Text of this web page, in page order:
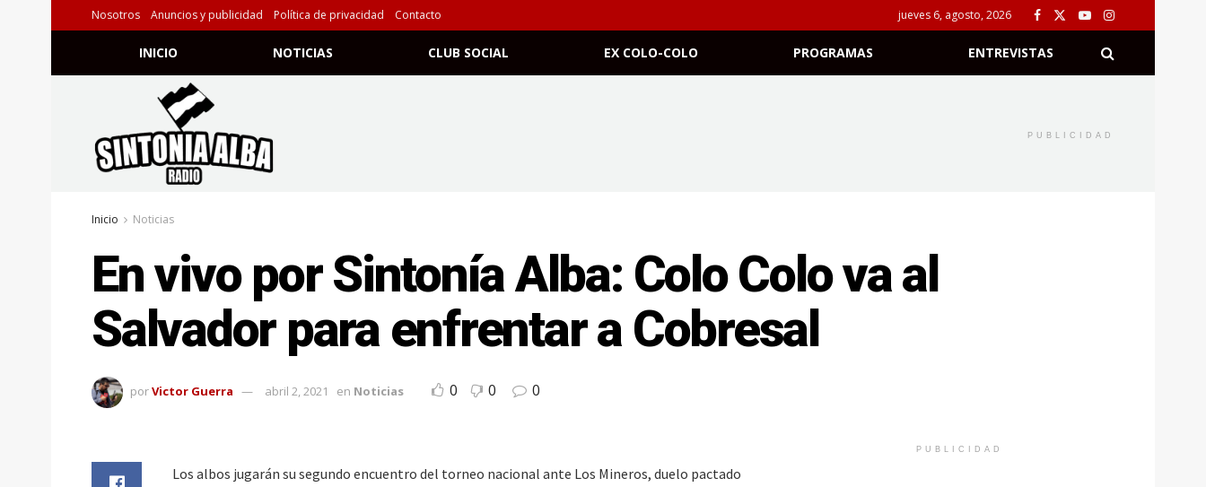
Nosotros Anuncios y publicidad Política de privacidad Contacto jueves 6, agosto, 2026
INICIO NOTICIAS CLUB SOCIAL EX COLO-COLO PROGRAMAS ENTREVISTAS
PUBLICIDAD
Inicio Noticias
En vivo por Sintonía Alba: Colo Colo va al
Salvador para enfrentar a Cobresal
porVictor Guerra abril 2, 2021 en Noticias 0 0 0
Los albos jugarán su segundo encuentro del torneo nacional ante Los Mineros, duelo pactado
PUBLICIDAD